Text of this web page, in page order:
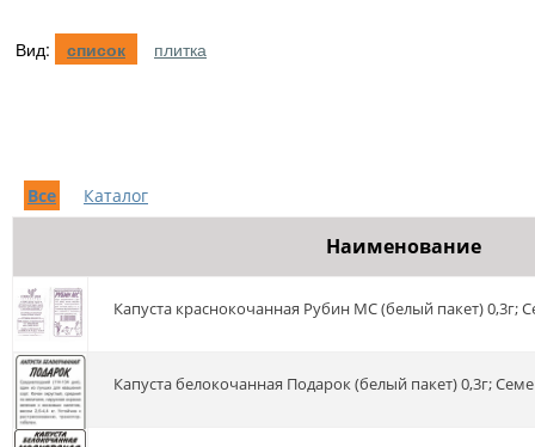
Вид: список плитка
Все Каталог
Наименование
Капуста краснокочанная Рубин МС (белый пакет) 0,3г;
Капуста белокочанная Подарок (белый пакет) 0,3г;